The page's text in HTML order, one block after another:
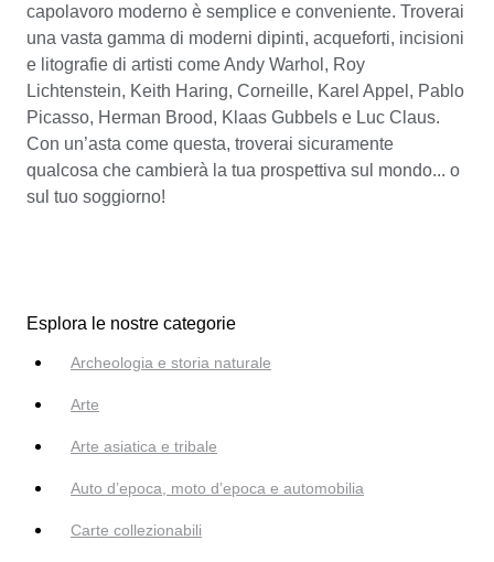
capolavoro moderno è semplice e conveniente. Troverai
una vasta gamma di moderni dipinti, acqueforti, incisioni
e litografie di artisti come Andy Warhol, Roy
Lichtenstein, Keith Haring, Corneille, Karel Appel, Pablo
Picasso, Herman Brood, Klaas Gubbels e Luc Claus.
Con un’asta come questa, troverai sicuramente
qualcosa che cambierà la tua prospettiva sul mondo... o
sul tuo soggiorno!
Esplora le nostre categorie
Archeologia e storia naturale
Arte
Arte asiatica e tribale
Auto d’epoca, moto d’epoca e automobilia
Carte collezionabili